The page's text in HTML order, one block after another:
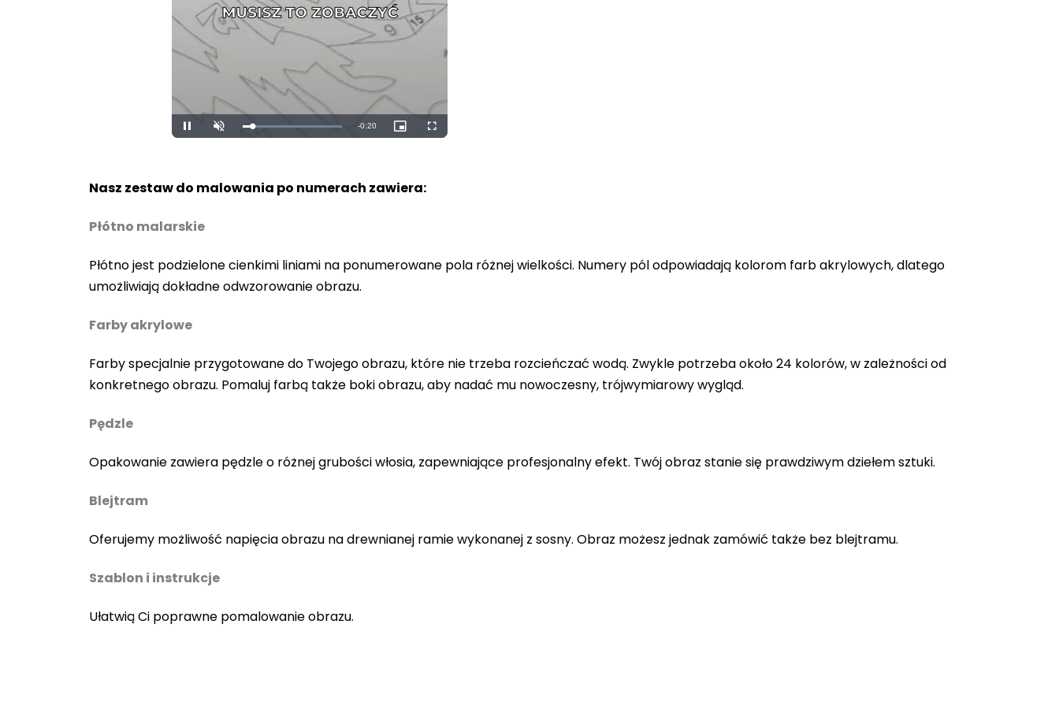
Pause Unmute Loaded:
100.00%
Remaining
-0:18
Picture-
in-
Fullscreen
Nasz zestaw do malowania po numerach zawiera:
Płótno malarskie
Płótno jest podzielone cienkimi liniami na ponumerowane pola różnej wielkości. Numery pól odpowiadają kolorom farb akrylowych, dlatego
umożliwiają dokładne odwzorowanie obrazu.
Farby akrylowe
Farby specjalnie przygotowane do Twojego obrazu, które nie trzeba rozcieńczać wodą. Zwykle potrzeba około 24 kolorów, w zależności od
konkretnego obrazu. Pomaluj farbą także boki obrazu, aby nadać mu nowoczesny, trójwymiarowy wygląd.
Pędzle
Opakowanie zawiera pędzle o różnej grubości włosia, zapewniające profesjonalny efekt. Twój obraz stanie się prawdziwym dziełem sztuki.
Blejtram
Oferujemy możliwość napięcia obrazu na drewnianej ramie wykonanej z sosny. Obraz możesz jednak zamówić także bez blejtramu.
Szablon i instrukcje
Ułatwią Ci poprawne pomalowanie obrazu.